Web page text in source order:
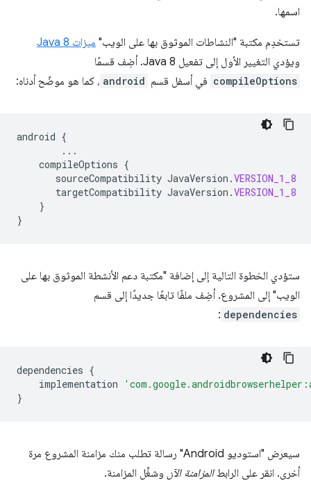
اسمها.
تستخدِم مكتبة "النشاطات الموثوق بها على الويب" ميزات Java 8
ويؤدي التغيير الأول إلى تفعيل Java 8. أضِف قسمًا
compileOptions في أسفل قسم android ، كما هو موضّح أدناه:
android {
...
compileOptions {
sourceCompatibility JavaVersion .VERSION_1_8
targetCompatibility JavaVersion .VERSION_1_8
}
}
ستؤدي الخطوة التالية إلى إضافة "مكتبة دعم الأنشطة الموثوق بها على
الويب" إلى المشروع. أضِف ملفًا تابعًا جديدًا إلى قسم
dependencies
:
dependencies {
implementation
}
سيعرض "استوديو Android" رسالة تطلب منك مزامنة المشروع مرة
أخرى. انقر على الرابطالمزامنة الآن وشغِّل المزامنة.